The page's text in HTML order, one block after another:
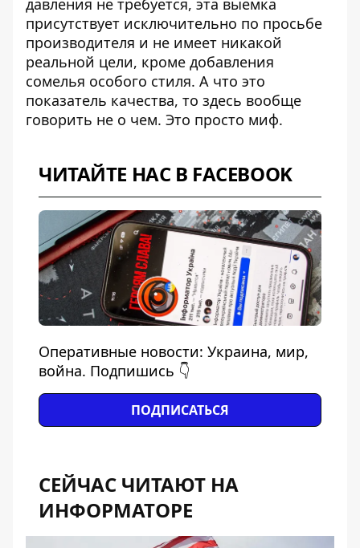
давления не требуется, эта выемка
присутствует исключительно по просьбе
производителя и не имеет никакой
реальной цели, кроме добавления
сомелья особого стиля. А что это
показатель качества, то здесь вообще
говорить не о чем. Это просто миф.
ЧИТАЙТЕ НАС В FACEBOOK
Оперативные новости: Украина, мир,
война. Подпишись 👇
ПОДПИСАТЬСЯ
СЕЙЧАС ЧИТАЮТ НА
ИНФОРМАТОРЕ